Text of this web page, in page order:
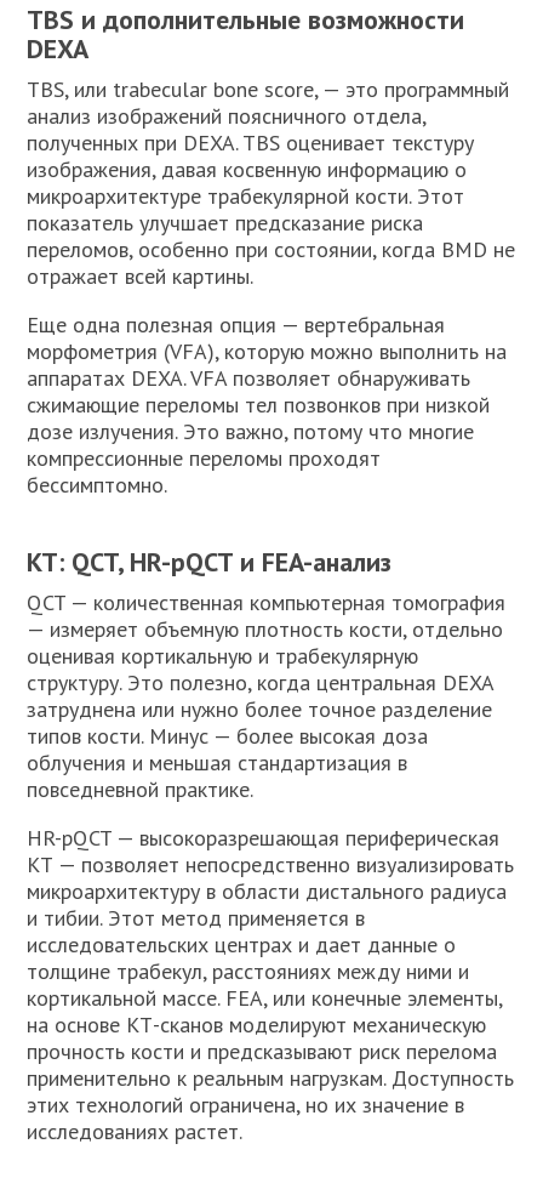
TBS и дополнительные возможности
DEXA
TBS, или trabecular bone score, — это программный
анализ изображений поясничного отдела,
полученных при DEXA. TBS оценивает текстуру
изображения, давая косвенную информацию о
микроархитектуре трабекулярной кости. Этот
показатель улучшает предсказание риска
переломов, особенно при состоянии, когда BMD не
отражает всей картины.
Еще одна полезная опция — вертебральная
морфометрия (VFA), которую можно выполнить на
аппаратах DEXA. VFA позволяет обнаруживать
сжимающие переломы тел позвонков при низкой
дозе излучения. Это важно, потому что многие
компрессионные переломы проходят
бессимптомно.
КТ: QCT, HR-pQCT и FEA-анализ
QCT — количественная компьютерная томография
— измеряет объемную плотность кости, отдельно
оценивая кортикальную и трабекулярную
структуру. Это полезно, когда центральная DEXA
затруднена или нужно более точное разделение
типов кости. Минус — более высокая доза
облучения и меньшая стандартизация в
повседневной практике.
HR-pQCT — высокоразрешающая периферическая
КТ — позволяет непосредственно визуализировать
микроархитектуру в области дистального радиуса
и тибии. Этот метод применяется в
исследовательских центрах и дает данные о
толщине трабекул, расстояниях между ними и
кортикальной массе. FEA, или конечные элементы,
на основе КТ-сканов моделируют механическую
прочность кости и предсказывают риск перелома
применительно к реальным нагрузкам. Доступность
этих технологий ограничена, но их значение в
исследованиях растет.